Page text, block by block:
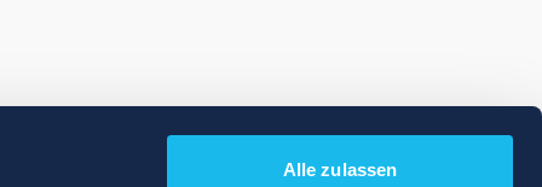
Alle zulassen